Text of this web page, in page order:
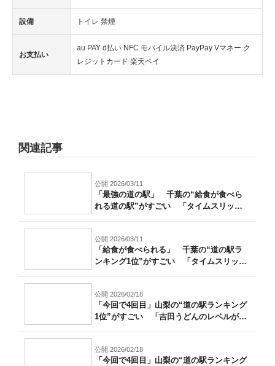
設備 トイレ 禁煙
お支払い
au PAY d払い NFC モバイル決済 PayPay Vマネー ク
レジットカード 楽天ペイ
関連記事
公開 2026/03/11
「最強の道の駅」 千葉の“給食が食べら
れる道の駅”がすごい 「タイムスリップ
公開 2026/03/11
「給食が食べられる」 千葉の“道の駅ラ
ンキング1位”がすごい 「タイムスリップ
公開 2026/02/18
「今回で4回目」山梨の“道の駅ランキング
1位”がすごい 「吉田うどんのレベルが
公開 2026/02/18
「今回で4回目」山梨の“道の駅ランキング